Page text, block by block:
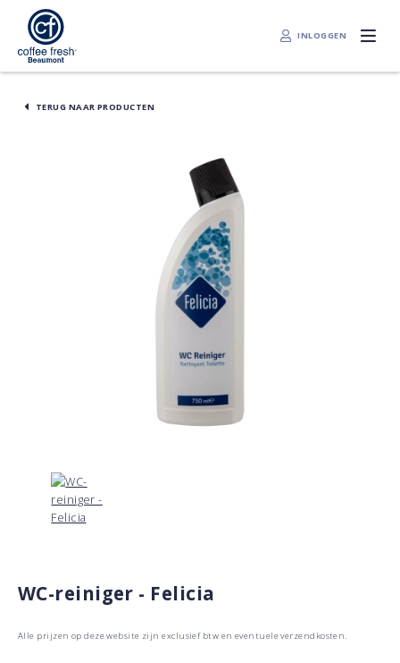
INLOGGEN
TERUG NAAR PRODUCTEN
WC-reiniger - Felicia
Alle prijzen op deze website zijn exclusief btw en eventuele verzendkosten.